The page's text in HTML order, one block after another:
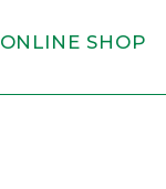
ONLINE SHOP